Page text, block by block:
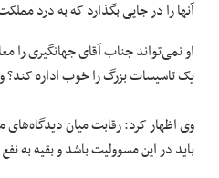
آنها را در جایی بگذارد که به درد
او نمی‌تواند جناب آقای جهانگیری را
یک تاسیسات بزرگ را خوب اداره کند؟ و
وی اظهار کرد: رقابت میان
باید در این مسوولیت باشد و بقیه به